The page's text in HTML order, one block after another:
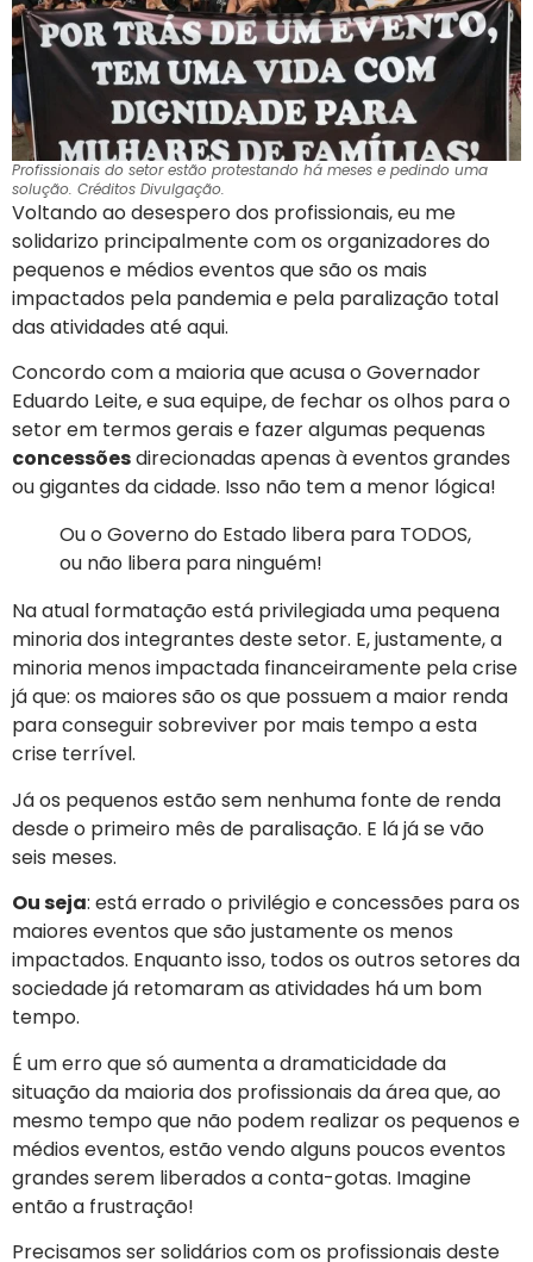
Profissionais do setor estão protestando há meses e pedindo uma
solução. Créditos Divulgação.
Voltando ao desespero dos profissionais, eu me
solidarizo principalmente com os organizadores do
pequenos e médios eventos que são os mais
impactados pela pandemia e pela paralização total
das atividades até aqui.
Concordo com a maioria que acusa o Governador
Eduardo Leite, e sua equipe, de fechar os olhos para o
setor em termos gerais e fazer algumas pequenas
concessõesdirecionadas apenas à eventos grandes
ou gigantes da cidade. Isso não tem a menor lógica!
Ou o Governo do Estado libera para TODOS,
ou não libera para ninguém!
Na atual formatação está privilegiada uma pequena
minoria dos integrantes deste setor. E, justamente, a
minoria menos impactada financeiramente pela crise
já que: os maiores são os que possuem a maior renda
para conseguir sobreviver por mais tempo a esta
crise terrível.
Já os pequenos estão sem nenhuma fonte de renda
desde o primeiro mês de paralisação. E lá já se vão
seis meses.
Ou seja: está errado o privilégio e concessões para os
maiores eventos que são justamente os menos
impactados. Enquanto isso, todos os outros setores da
sociedade já retomaram as atividades há um bom
tempo.
É um erro que só aumenta a dramaticidade da
situação da maioria dos profissionais da área que, ao
mesmo tempo que não podem realizar os pequenos e
médios eventos, estão vendo alguns poucos eventos
grandes serem liberados a conta-gotas. Imagine
então a frustração!
Precisamos ser solidários com os profissionais deste